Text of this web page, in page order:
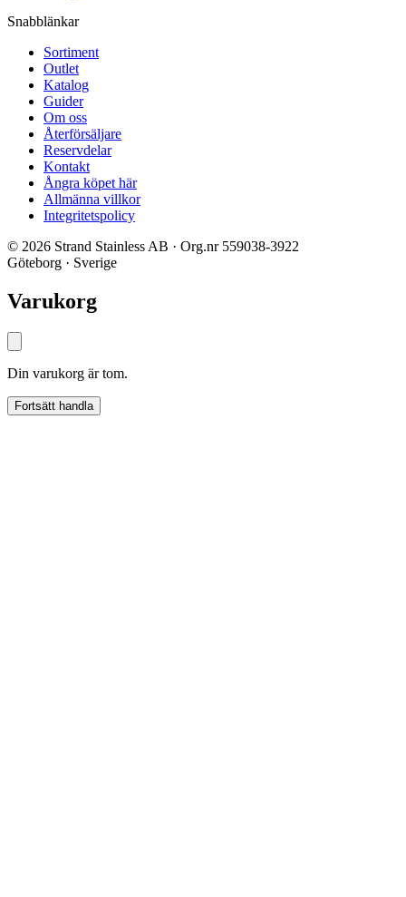
Snabblänkar
Sortiment
Outlet
Katalog
Guider
Om oss
Återförsäljare
Reservdelar
Kontakt
Ångra köpet här
Allmänna villkor
Integritetspolicy
© 2026 Strand Stainless AB · Org.nr 559038-3922
Göteborg · Sverige
Varukorg
Din varukorg är tom.
Fortsätt handla